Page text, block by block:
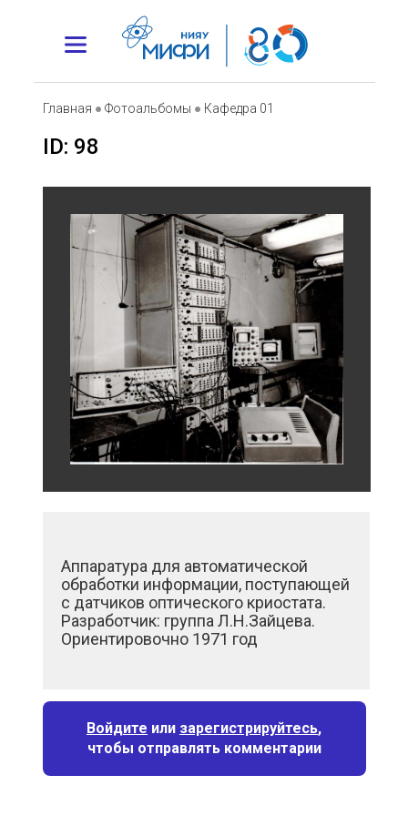
Главная ● Фотоальбомы ● Кафедра 01
ID: 98
Войдите или зарегистрируйтесь,
чтобы отправлять комментарии
Аппаратура для автоматической
обработки информации, поступающей
с датчиков оптического криостата.
Разработчик: группа Л.Н.Зайцева.
Ориентировочно 1971 год
❮